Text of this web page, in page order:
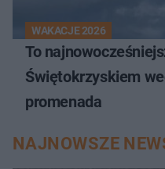
WAKACJE 2026
To
Świętokrzyskiem
promenada
NAJNOWSZE